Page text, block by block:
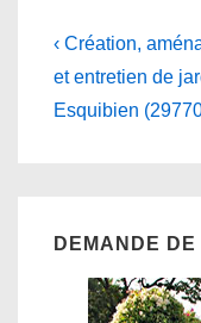
de
l’article
Previous
Post
is
‹ Création,
et entretien de
Esquibien
DEMANDE DE